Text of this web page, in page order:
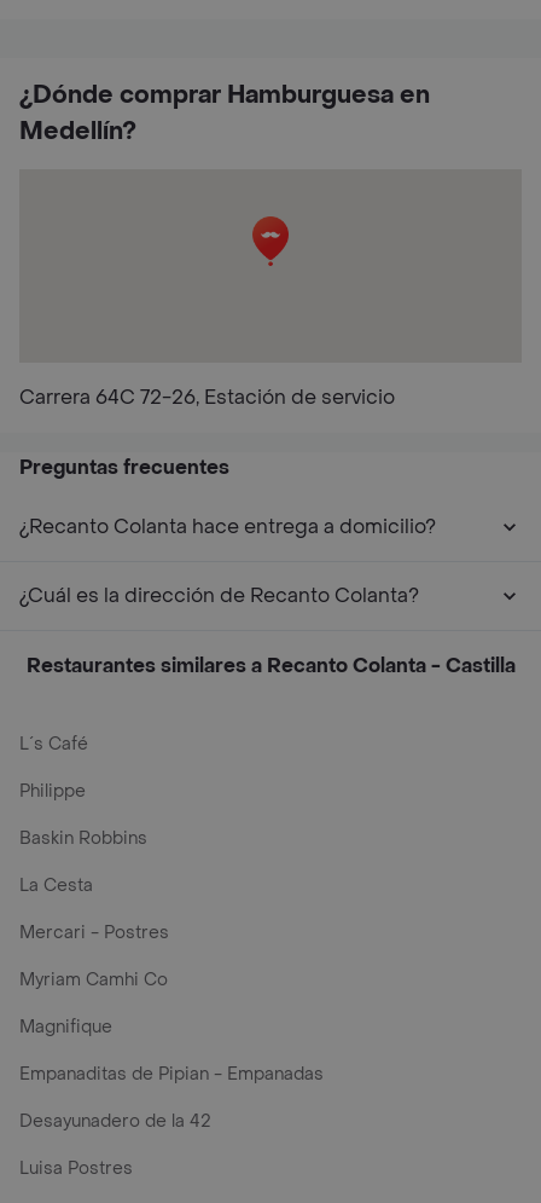
¿Dónde comprar Hamburguesa en
Medellín?
Carrera 64C 72-26, Estación de servicio
Preguntas frecuentes
¿Recanto Colanta hace entrega a domicilio?
¿Cuál es la dirección de Recanto Colanta?
Restaurantes similares a Recanto Colanta - Castilla
L´s Café
Philippe
Baskin Robbins
La Cesta
Mercari - Postres
Myriam Camhi Co
Magnifique
Empanaditas de Pipian - Empanadas
Desayunadero de la 42
Luisa Postres